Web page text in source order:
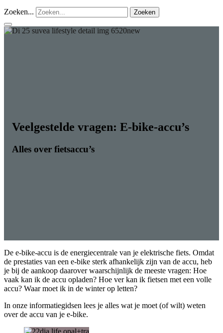
Zoeken... Zoeken
Veelgestelde vragen: E-bike-accu’s
Alles over fietsaccu’s
De e-bike-accu is de energiecentrale van je elektrische fiets. Omdat
de prestaties van een e-bike sterk afhankelijk zijn van de accu, heb
je bij de aankoop daarover waarschijnlijk de meeste vragen: Hoe
vaak kan ik de accu opladen? Hoe ver kan ik fietsen met een volle
accu? Waar moet ik in de winter op letten?
In onze informatiegidsen lees je alles wat je moet (of wilt) weten
over de accu van je e-bike.